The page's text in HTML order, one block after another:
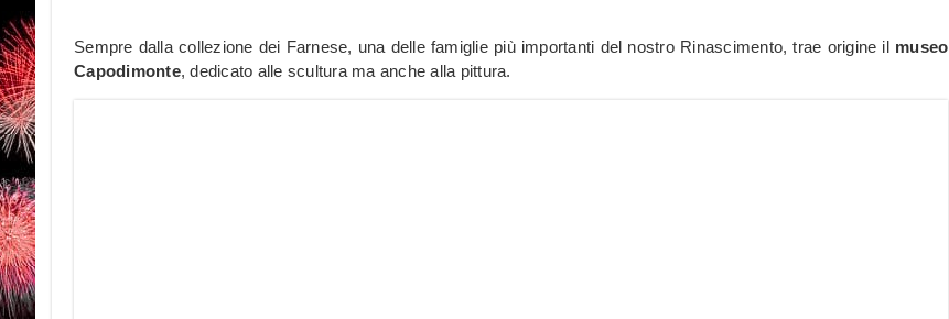
Sempre dalla collezione dei Farnese, una delle famiglie più importanti del nostro Rinascimento, trae origine il museo
Capodimonte, dedicato alle scultura ma anche alla pittura.